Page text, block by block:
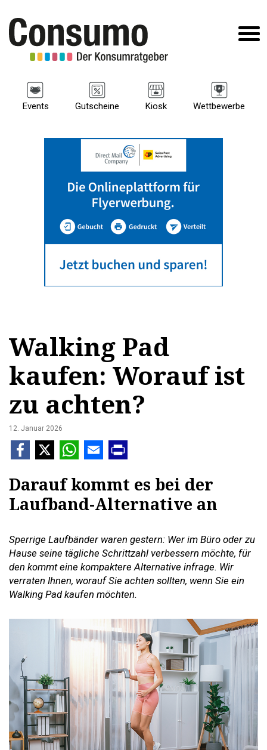
Events Gutscheine Kiosk Wettbewerbe
Walking Pad
kaufen: Worauf ist
zu achten?
12. Januar 2026
Darauf kommt es bei der
Laufband-Alternative an
Sperrige Laufbänder waren gestern: Wer im Büro oder zu
Hause seine tägliche Schrittzahl verbessern möchte, für
den kommt eine kompaktere Alternative infrage. Wir
verraten Ihnen, worauf Sie achten sollten, wenn Sie ein
Walking Pad kaufen möchten.